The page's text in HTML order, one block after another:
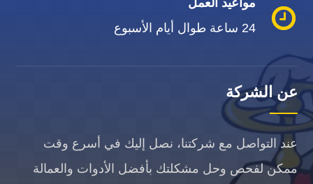
24 ساعة طوال أيام الأسبوع
عن الشركة
عند التواصل مع شركتنا، نصل إليك في أسرع وقت
ممكن لفحص وحل مشكلتك بأفضل الأدوات والعمالة